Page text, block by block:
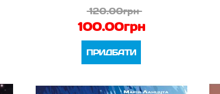
120.00грн
100.00грн
ПРИДБАТИ